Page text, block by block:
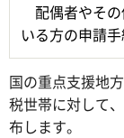
配偶者やその
いる方の申請
国の重点支援地
税世帯に対して
布します。